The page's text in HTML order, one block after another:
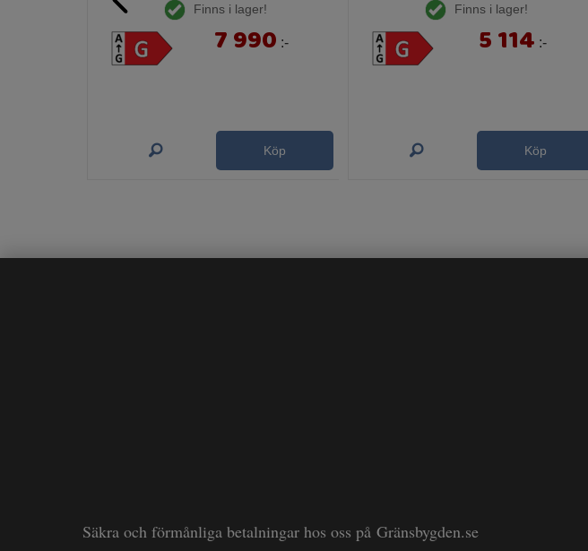
Finns i lager!
7 990 :-
Köp
Finns i lager!
5 114 :-
Köp
Säkra och förmånliga betalningar hos oss på Gränsbygden.se